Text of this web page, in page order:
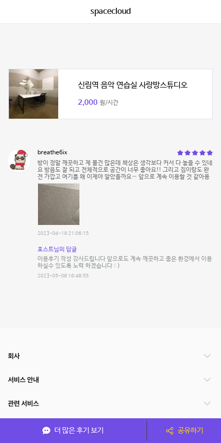
spacecloud
신림역 음악 연습실 사랑방스튜디오
2,000 원/시간
breathe6ix
방이 정말 깨끗하고 제 물건 많은데 책상은 생각보다 커서 다 놓을 수 있네
요 방음도 잘 되고 전체적으로 공간이 너무 좋아요!! 그리고 집이랑도 완
전 가깝고 여기를 왜 이제야 알았을까요… 앞으로 계속 이용할 것 같아용
2023-04-19 21:06:15
호스트님의 답글
이용후기 작성 감사드립니다 앞으로도 계속 깨끗하고 좋은 환경에서 이용
하실수 있도록 노력 하겠습니다 : )
2023-05-08 16:48:55
더 많은 후기 보기 공유하기
회사
서비스 안내
관련 서비스